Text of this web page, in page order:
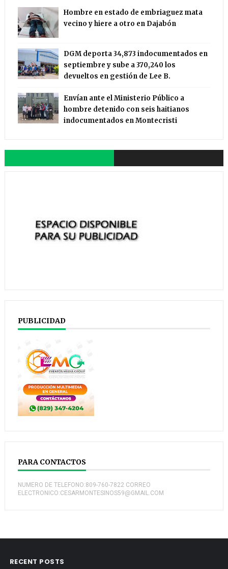
Hombre en estado de embriaguez mata
vecino y hiere a otro en Dajabón
DGM deporta 34,873 indocumentados en
septiembre y sube a 370,240 los
devueltos en gestión de Lee B.
Envían ante el Ministerio Público a
hombre detenido con seis haitianos
indocumentados en Montecristi
PUBLICIDAD
PARA CONTACTOS
NUMERO DE TELEFONO:809-760-7822 CORREO
ELECTRONICO:CESARMONTESINOS59@GMAIL.COM
RECENT POSTS